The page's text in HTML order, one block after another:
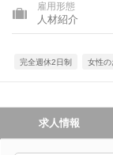
雇用形態
人材紹介
完全週休2日制 女性の
求人情報